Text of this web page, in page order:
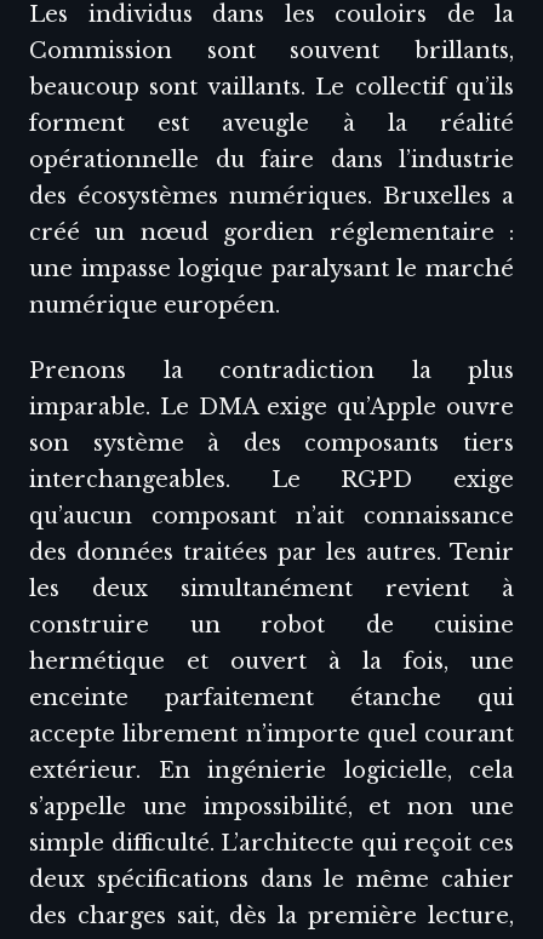
Les individus dans les couloirs de la
Commission sont souvent brillants,
beaucoup sont vaillants. Le collectif qu’ils
forment est aveugle à la réalité
opérationnelle du faire dans l’industrie
des écosystèmes numériques. Bruxelles a
créé un nœud gordien réglementaire :
une impasse logique paralysant le marché
numérique européen.
Prenons la contradiction la plus
imparable. Le DMA exige qu’Apple ouvre
son système à des composants tiers
interchangeables. Le RGPD exige
qu’aucun composant n’ait connaissance
des données traitées par les autres. Tenir
les deux simultanément revient à
construire un robot de cuisine
hermétique et ouvert à la fois, une
enceinte parfaitement étanche qui
accepte librement n’importe quel courant
extérieur. En ingénierie logicielle, cela
s’appelle une impossibilité, et non une
simple difficulté. L’architecte qui reçoit ces
deux spécifications dans le même cahier
des charges sait, dès la première lecture,